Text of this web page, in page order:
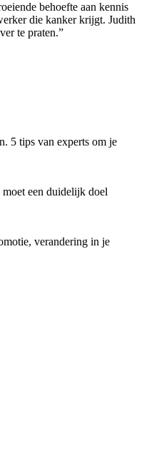
behoefte aan kennis
die kanker krijgt. Judith
te praten.”
5 tips van experts om je
moet een duidelijk doel
verandering in je